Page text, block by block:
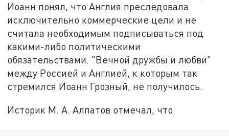
Иоанн понял, что Англия преследовала
исключительно коммерческие цели и не
считала необходимым подписываться под
какими-либо политическими
обязательствами. "Вечной дружбы и любви"
между Россией и Англией, к которым так
стремился Иоанн Грозный, не получилось.
Историк М. А. Алпатов отмечал, что